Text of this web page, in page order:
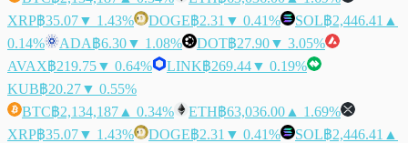
XRP฿35.07▼ 1.43% DOGE฿2.31 ▼ 0.41% SOL฿2,446.41 ▲
0.14%
ADA฿6.30▼ 1.08% DOT฿27.90▼ 3.05%
AVAX฿219.75▼ 0.64% LINK฿269.44▼ 0.19%
KUB฿20.27▼ 0.55%
BTC฿2,134,187 ▲ 0.34% ETH฿63,036.00 ▲ 1.69%
XRP฿35.07▼ 1.43% DOGE฿2.31 ▼ 0.41% SOL฿2,446.41 ▲